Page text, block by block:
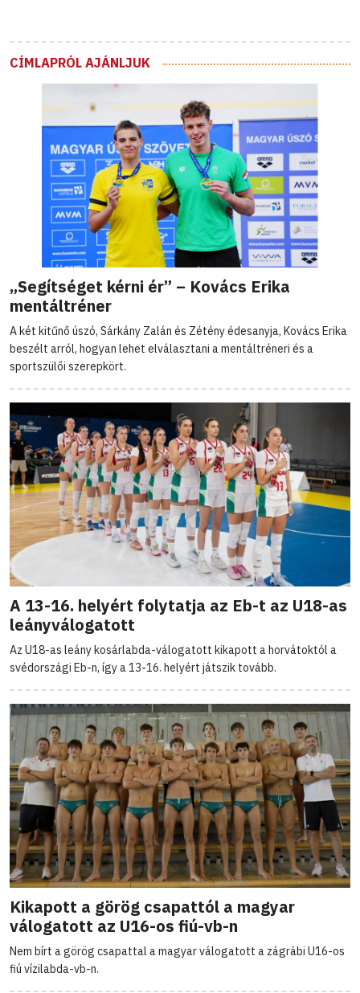
CÍMLAPRÓL AJÁNLJUK
„Segítséget kérni ér” – Kovács Erika
mentáltréner
A két kitűnő úszó, Sárkány Zalán és Zétény édesanyja, Kovács Erika
beszélt arról, hogyan lehet elválasztani a mentáltréneri és a
sportszülői szerepkört.
A 13-16. helyért folytatja az Eb-t az U18-as
leányválogatott
Az U18-as leány kosárlabda-válogatott kikapott a horvátoktól a
svédországi Eb-n, így a 13-16. helyért játszik tovább.
Kikapott a görög csapattól a magyar
válogatott az U16-os fiú-vb-n
Nem bírt a görög csapattal a magyar válogatott a zágrábi U16-os
fiú vízilabda-vb-n.